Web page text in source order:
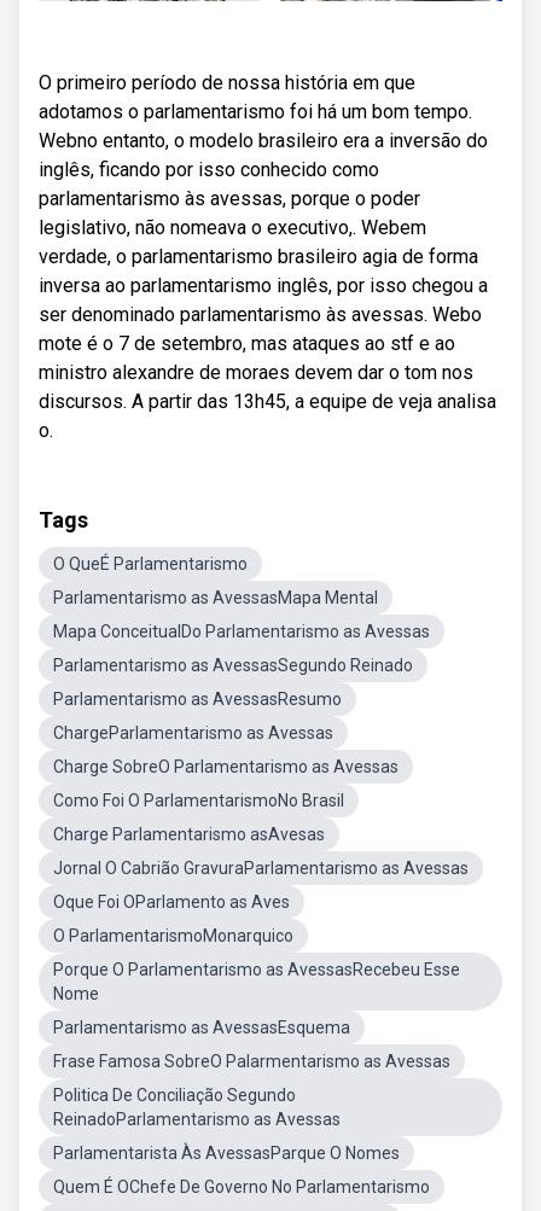
O primeiro período de nossa história em que
adotamos o parlamentarismo foi há um bom tempo.
Webno entanto, o modelo brasileiro era a inversão do
inglês, ficando por isso conhecido como
parlamentarismo às avessas, porque o poder
legislativo, não nomeava o executivo,. Webem
verdade, o parlamentarismo brasileiro agia de forma
inversa ao parlamentarismo inglês, por isso chegou a
ser denominado parlamentarismo às avessas. Webo
mote é o 7 de setembro, mas ataques ao stf e ao
ministro alexandre de moraes devem dar o tom nos
discursos. A partir das 13h45, a equipe de veja analisa
o.
Tags
O QueÉ Parlamentarismo
Parlamentarismo as AvessasMapa Mental
Mapa ConceitualDo Parlamentarismo as Avessas
Parlamentarismo as AvessasSegundo Reinado
Parlamentarismo as AvessasResumo
ChargeParlamentarismo as Avessas
Charge SobreO Parlamentarismo as Avessas
Como Foi O ParlamentarismoNo Brasil
Charge Parlamentarismo asAvesas
Jornal O Cabrião GravuraParlamentarismo as Avessas
Oque Foi OParlamento as Aves
O ParlamentarismoMonarquico
Porque O Parlamentarismo as AvessasRecebeu Esse
Nome
Parlamentarismo as AvessasEsquema
Frase Famosa SobreO Palarmentarismo as Avessas
Politica De Conciliação Segundo
ReinadoParlamentarismo as Avessas
Parlamentarista Às AvessasParque O Nomes
Quem É OChefe De Governo No Parlamentarismo